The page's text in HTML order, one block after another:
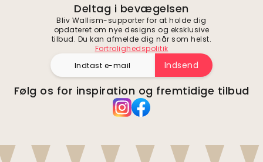
Deltag i bevægelsen
Bliv Wallism-supporter for at holde dig
opdateret om nye designs og eksklusive
tilbud. Du kan afmelde dig når som helst.
Fortrolighedspolitik
Indsend
Følg os for inspiration og fremtidige tilbud